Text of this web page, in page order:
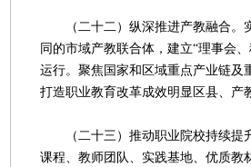
（二十二）纵深推进产教融合。
同的市域产教联合体，建立“理事会
运行。聚焦国家和区域重点产业链及
打造职业教育改革成效明显区县、产
（二十三）推动职业院校持续提
课程、教师团队、实践基地、优质教